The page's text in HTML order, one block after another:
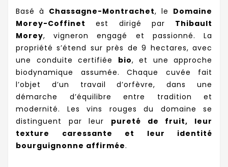
Basé à Chassagne-Montrachet, le Domaine
Morey-Coffinet est dirigé par Thibault
Morey, vigneron engagé et passionné. La
propriété s’étend sur près de 9 hectares, avec
une conduite certifiée bio, et une approche
biodynamique assumée. Chaque cuvée fait
l’objet d’un travail d’orfèvre, dans une
démarche d’équilibre entre tradition et
modernité. Les vins rouges du domaine se
distinguent par leur pureté de fruit, leur
texture caressante et leur identité
bourguignonne affirmée.